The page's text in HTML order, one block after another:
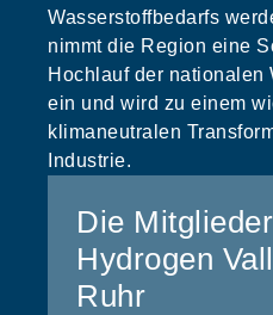
Wasserstoffbedarfs
nimmt die Region eine
Hochlauf der nationalen
ein und wird zu einem
klimaneutralen
Industrie.
Die
Hydrogen
Ruhr